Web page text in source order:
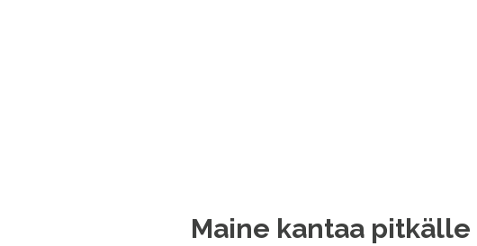
Maine kantaa pitkälle